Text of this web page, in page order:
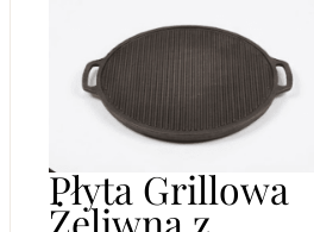
Płyta Grillowa
Żeliwna z